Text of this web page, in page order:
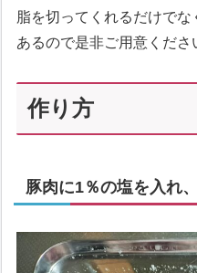
脂を切ってくれるだけで
あるので是非ご用意くださ
作り方
豚肉に1％の塩を入れ